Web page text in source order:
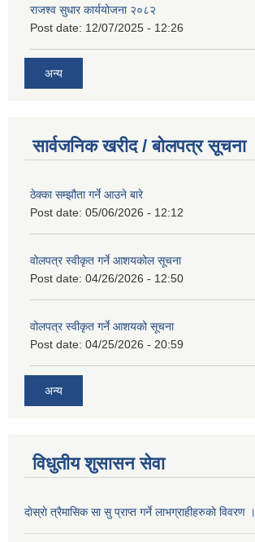
राजश्व सुधार कार्ययोजना २०८२
Post date: 12/07/2025 - 12:26
अन्य
सार्वजनिक खरीद / बोलपत्र सूचना
ठेक्का सम्झौता गर्ने आउने बारे
Post date: 05/06/2026 - 12:12
वोलपत्र स्वीकृत गर्ने आशयकोल सूचना
Post date: 04/26/2026 - 12:50
वोलपत्र स्वीकृत गर्ने आशयको सूचना
Post date: 04/25/2026 - 20:59
अन्य
विधुतीय शुसासन सेवा
दाेस्राे त्रैमासिक सा सु प्राप्त गर्ने लाभग्राहीहरुकाे विवरण ।